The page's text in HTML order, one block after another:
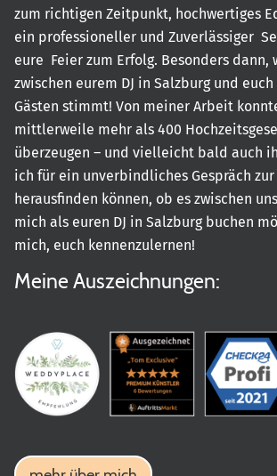
zum richtigen Zeitpunkt, hochwertiges
ein professioneller und Zuverlässiger
eure Feier zum Erfolg. Besonders dann,
zwischen eurem DJ in Salzburg und
Gästen stimmt! Von meiner Arbeit
mittlerweile mehr als 400
überzeugen – und vielleicht bald auch
ich für ein unverbindliches Gespräch
herausfinden können, ob es zwischen
mich als euren DJ in Salzburg buchen
mich, euch kennenzulernen!
Meine Auszeichnungen: